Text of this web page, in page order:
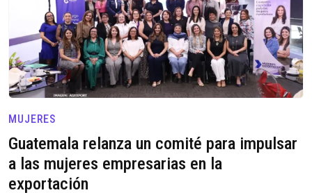
MUJERES
Guatemala relanza un comité para impulsar
a las mujeres empresarias en la
exportación